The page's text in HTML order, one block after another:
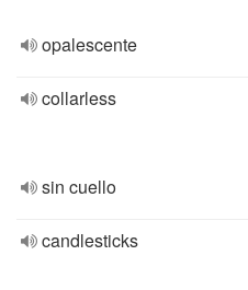
opalescente
collarless
sin cuello
candlesticks